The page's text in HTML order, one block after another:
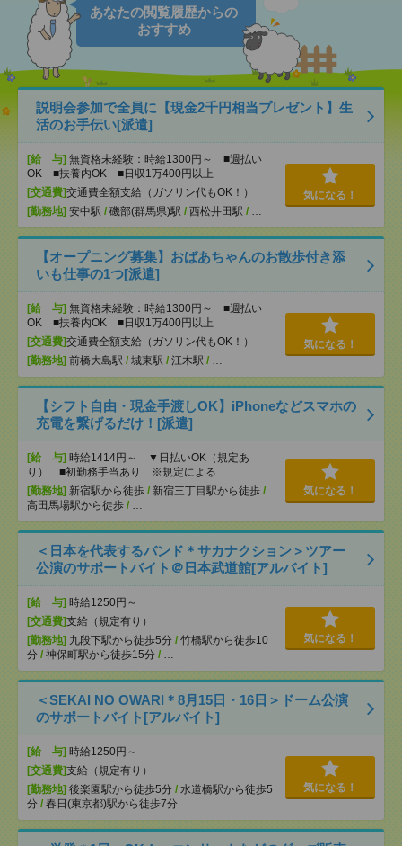
あなたの閲覧履歴からの
おすすめ
説明会参加で全員に【現金2千円相当プレゼント】生
活のお手伝い[派遣]
[給 与] 無資格未経験：時給1300円～ ■週払い
OK ■扶養内OK ■日収1万400円以上
[交通費]交通費全額支給（ガソリン代もOK！）
[勤務地] 安中駅 / 磯部(群馬県)駅 / 西松井田駅 / …
気になる！
【オープニング募集】おばあちゃんのお散歩付き添
いも仕事の1つ[派遣]
[給 与] 無資格未経験：時給1300円～ ■週払い
OK ■扶養内OK ■日収1万400円以上
[交通費]交通費全額支給（ガソリン代もOK！）
[勤務地] 前橋大島駅 / 城東駅 / 江木駅 / …
気になる！
【シフト自由・現金手渡しOK】iPhoneなどスマホの
充電を繋げるだけ！[派遣]
[給 与] 時給1414円～ ▼日払いOK（規定あ
り） ■初勤務手当あり ※規定による
[勤務地] 新宿駅から徒歩 / 新宿三丁目駅から徒歩 /
高田馬場駅から徒歩 / …
気になる！
＜日本を代表するバンド＊サカナクション＞ツアー
公演のサポートバイト＠日本武道館[アルバイト]
[給 与] 時給1250円～
[交通費]支給（規定有り）
[勤務地] 九段下駅から徒歩5分 / 竹橋駅から徒歩10
分 / 神保町駅から徒歩15分 / …
気になる！
＜SEKAI NO OWARI＊8月15日・16日＞ドーム公演
のサポートバイト[アルバイト]
[給 与] 時給1250円～
[交通費]支給（規定有り）
[勤務地] 後楽園駅から徒歩5分 / 水道橋駅から徒歩5
分 / 春日(東京都)駅から徒歩7分
気になる！